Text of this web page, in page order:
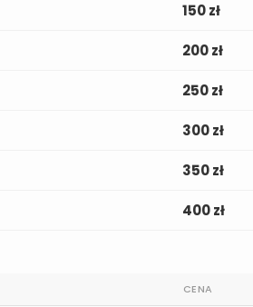
150 zł
200 zł
250 zł
300 zł
350 zł
400 zł
CENA